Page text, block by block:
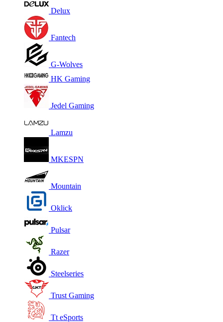
Delux
Fantech
G-Wolves
HK Gaming
Jedel Gaming
Lamzu
MKESPN
Mountain
Oklick
Pulsar
Razer
Steelseries
Trust Gaming
Tt eSports